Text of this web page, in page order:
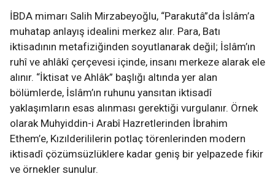
İBDA mimarı Salih Mirzabeyoğlu, “Parakutâ”da İslâm’a
muhatap anlayış idealini merkez alır. Para, Batı
iktisadının metafiziğinden soyutlanarak değil; İslâm’ın
ruhî ve ahlâkî çerçevesi içinde, insanı merkeze alarak ele
alınır. “İktisat ve Ahlâk” başlığı altında yer alan
bölümlerde, İslâm’ın ruhunu yansıtan iktisadî
yaklaşımların esas alınması gerektiği vurgulanır. Örnek
olarak Muhyiddin-i Arabî Hazretlerinden İbrahim
Ethem’e, Kızılderililerin potlaç törenlerinden modern
iktisadî çözümsüzlüklere kadar geniş bir yelpazede fikir
ve örnekler sunulur.